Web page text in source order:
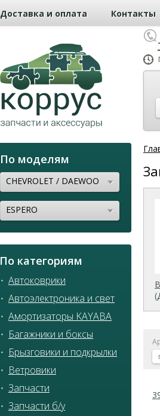
Доставка и оплата Контакты
По моделям
CHEVROLET / DAEWOO
ESPERO
По категориям
Автоковрики
Автоэлектроника и свет
Амортизаторы KAYABA
Багажники и боксы
Брызговики и подкрылки
Ветровики
Запчасти
Запчасти б/у